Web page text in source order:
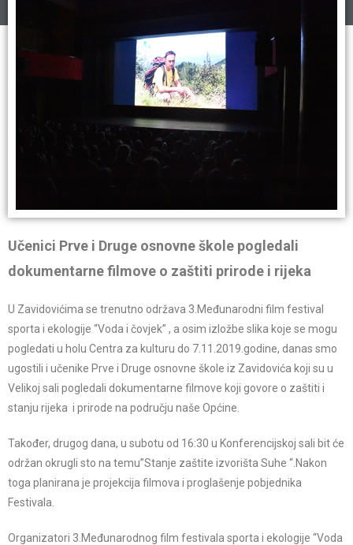
Učenici Prve i Druge osnovne škole pogledali
dokumentarne filmove o zaštiti prirode i rijeka
U Zavidovićima se trenutno održava 3.Međunarodni film festival
sporta i ekologije “Voda i čovjek” , a osim izložbe slika koje se mogu
pogledati u holu Centra za kulturu do 7.11.2019.godine, danas smo
ugostili i učenike Prve i Druge osnovne škole iz Zavidovića koji su u
Velikoj sali pogledali dokumentarne filmove koji govore o zaštiti i
stanju rijeka i prirode na području naše Općine.
Također, drugog dana, u subotu od 16:30 u Konferencijskoj sali bit će
održan okrugli sto na temu”Stanje zaštite izvorišta Suhe “.Nakon
toga planirana je projekcija filmova i proglašenje pobjednika
Festivala.
Organizatori 3.Međunarodnog film festivala sporta i ekologije “Voda